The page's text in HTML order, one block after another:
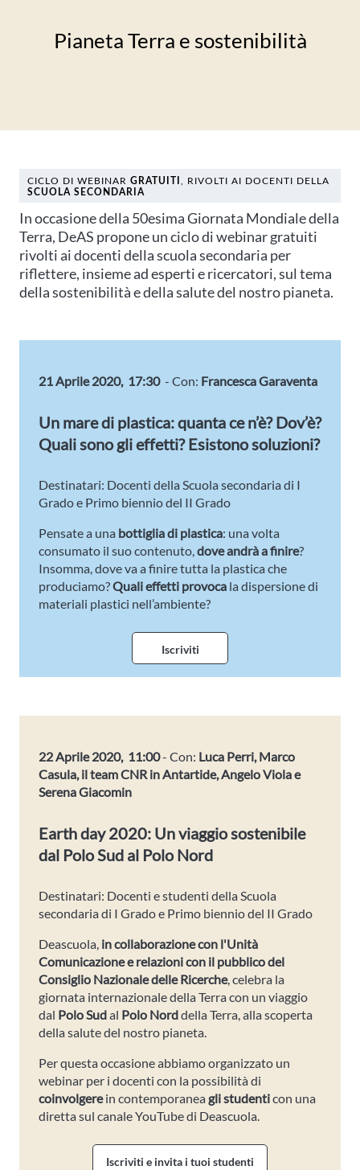
Pianeta Terra e sostenibilità
CICLO DI WEBINAR GRATUITI
, RIVOLTI AI DOCENTI DELLA
SCUOLA SECONDARIA
In occasione della 50esima Giornata Mondiale della
Terra, DeAS propone un ciclo di webinar gratuiti
rivolti ai docenti della scuola secondaria per
riflettere, insieme ad esperti e ricercatori, sul tema
della sostenibilità e della salute del nostro pianeta.
21 Aprile 2020, 17:30- Con: Francesca Garaventa
Un mare di plastica: quanta ce n’è? Dov’è?
Quali sono gli effetti? Esistono soluzioni?
Destinatari: Docenti della Scuola secondaria di I
Grado e Primo biennio del II Grado
Pensate a una bottiglia di plastica: una volta
consumato il suo contenuto,dove andrà a finire?
Insomma, dove va a finire tutta la plastica che
produciamo?Quali effetti provoca la dispersione di
materiali plastici nell’ambiente?
Iscriviti
22 Aprile 2020, 11:00- Con: Luca Perri, Marco
Casula, il team CNR in Antartide, Angelo Viola e
Serena Giacomin
Earth day 2020: Un viaggio sostenibile
dal Polo Sud al Polo Nord
Destinatari: Docenti e studenti della Scuola
secondaria di I Grado e Primo biennio del II Grado
Deascuola, in collaborazione con l'Unità
Comunicazione e relazioni con il pubblico del
Consiglio Nazionale delle Ricerche, celebra la
giornata internazionale della Terra con un viaggio
dal Polo Sudal Polo Norddella Terra, alla scoperta
della salute del nostro pianeta.
Per questa occasione abbiamo organizzato un
webinar per i docenti con la possibilità di
coinvolgerein contemporaneagli studenticon una
diretta sul canale YouTube di Deascuola.
Iscriviti e invita i tuoi studenti